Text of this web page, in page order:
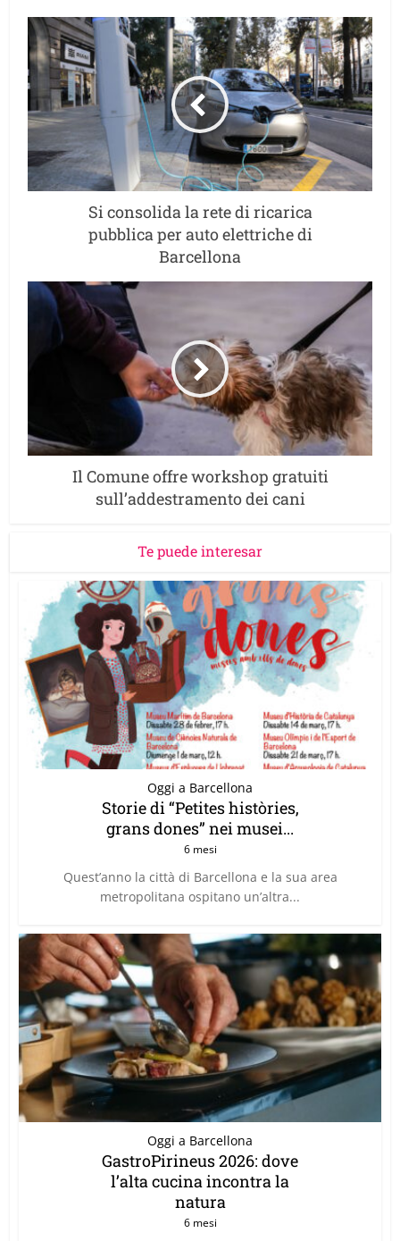
Si consolida la rete di ricarica
pubblica per auto elettriche di
Barcellona
Il Comune offre workshop gratuiti
sull’addestramento dei cani
Te puede interesar
Oggi a Barcellona
Storie di “Petites històries,
grans dones” nei musei...
6 mesi
Quest’anno la città di Barcellona e la sua area
metropolitana ospitano un’altra...
Oggi a Barcellona
GastroPirineus 2026: dove
l’alta cucina incontra la
natura
6 mesi